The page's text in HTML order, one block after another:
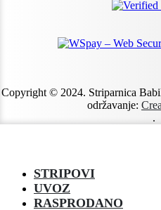
Copyright © 2024. Striparnica
održavanje:
.
STRIPOVI
UVOZ
RASPRODANO